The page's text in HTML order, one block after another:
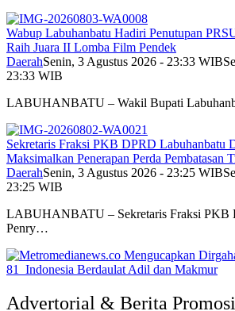
Wabup Labuhanbatu Hadiri Penutupan
Raih Juara II Lomba Film Pendek
DaerahSenin, 3 Agustus 2026 - 23:33 WIB
23:33 WIB
LABUHANBATU – Wakil Bupati
Sekretaris Fraksi PKB DPRD Labuhanbatu
Maksimalkan Penerapan Perda Pembatasan
DaerahSenin, 3 Agustus 2026 - 23:25 WIB
23:25 WIB
LABUHANBATU – Sekretaris Fraksi PKB
Penry…
Advertorial & Berita Promosi